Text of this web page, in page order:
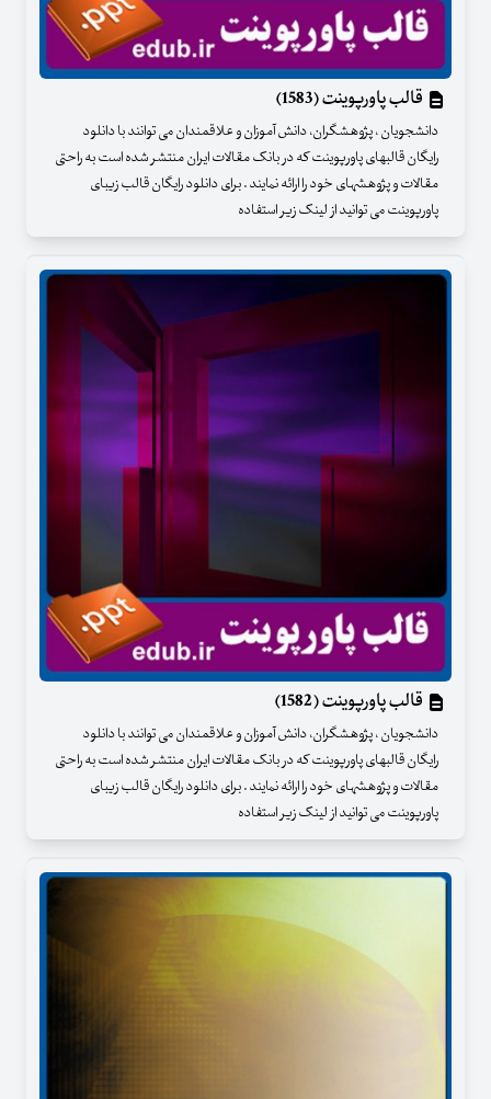
قالب پاورپوینت (1583)
دانشجویان ، پژوهشگران، دانش آموزان و علاقمندان می توانند با دانلود
رایگان قالبهای پاورپوینت که در بانک مقالات ایران منتشر شده است به راحتی
مقالات و پژوهشهای خود را ارائه نمایند . برای دانلود رایگان قالب زیبای
پاورپوینت می توانید از لینک زیر استفاده
قالب پاورپوینت (1582)
دانشجویان ، پژوهشگران، دانش آموزان و علاقمندان می توانند با دانلود
رایگان قالبهای پاورپوینت که در بانک مقالات ایران منتشر شده است به راحتی
مقالات و پژوهشهای خود را ارائه نمایند . برای دانلود رایگان قالب زیبای
پاورپوینت می توانید از لینک زیر استفاده